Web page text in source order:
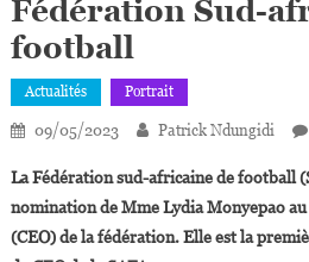
Fédération Sud-
football
Actualités Portrait
09/05/2023 Patrick Ndungidi
La Fédération sud-africaine de football
nomination de Mme Lydia Monyepao
(CEO) de la fédération. Elle est la